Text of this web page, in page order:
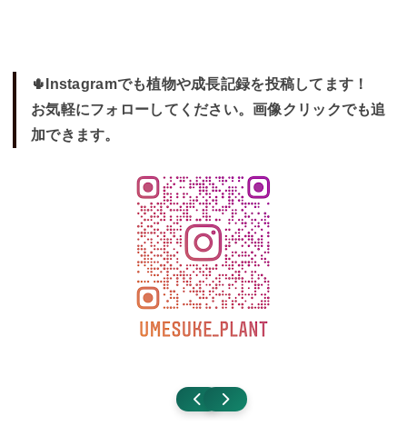
🌵Instagramでも植物や成長記録を投稿してます！
お気軽にフォローしてください。画像クリックでも追
加できます。